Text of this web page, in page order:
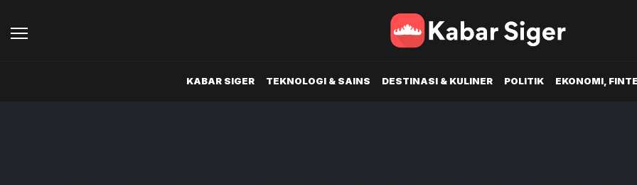
KABAR SIGER TEKNOLOGI & SAINS DESTINASI & KULINER POLITIK EKONOMI,